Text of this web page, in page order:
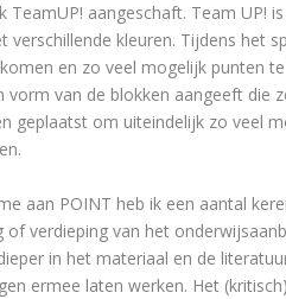
TeamUP! aangeschaft. Team
verschillende kleuren. Tijdens het
en zo veel mogelijk punten
vorm van de blokken aangeeft
geplaatst om uiteindelijk zo veel
aan POINT heb ik een aantal
verdieping van het
in het materiaal en de
ermee laten werken. Het